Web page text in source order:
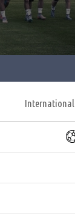
International